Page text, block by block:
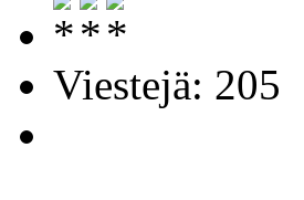
Viestejä: 205